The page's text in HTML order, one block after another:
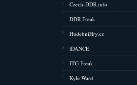
Czech-DDR.info
DDR Freak
HudebniHry.cz
iDANCE
ITG Freak
Kyle Ward